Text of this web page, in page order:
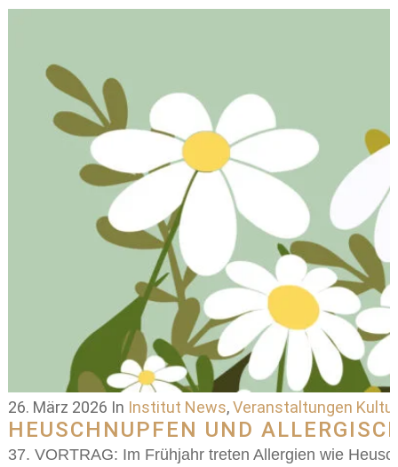
26. März 2026 In Institut News,Veranstaltungen Kultur
HEUSCHNUPFEN UND
37. VORTRAG: Im Frühjahr treten Allergien wie